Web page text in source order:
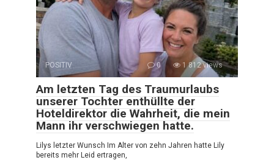
POSITIV 0 1 812 views
Am letzten Tag des Traumurlaubs
unserer Tochter enthüllte der
Hoteldirektor die Wahrheit, die mein
Mann ihr verschwiegen hatte.
Lilys letzter Wunsch Im Alter von zehn Jahren hatte Lily
bereits mehr Leid ertragen,